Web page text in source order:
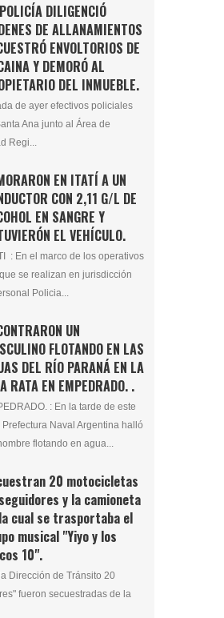
DILIGENCIÓ
DE ALLANAMIENTOS
ENVOLTORIOS DE
Y DEMORÓ AL
DEL INMUEBLE.
de ayer efectivos policiales
Ana junto al Área de
Regi...
EN ITATÍ A UN
CON 2,11 G/L DE
EN SANGRE Y
EL VEHÍCULO.
: En el marco de los operativos
se realizan en jurisdicción
Policia...
UN
FLOTANDO EN LAS
DEL RÍO PARANÁ EN LA
RATA EN EMPEDRADO. .
: En la tarde de este
Naval Argentina halló
flotando en agua...
20 motocicletas
y la camioneta
cual se trasportaba el
musical "Yiyo y los
10".
Dirección de Tránsito 20
fueron secuestradas de la